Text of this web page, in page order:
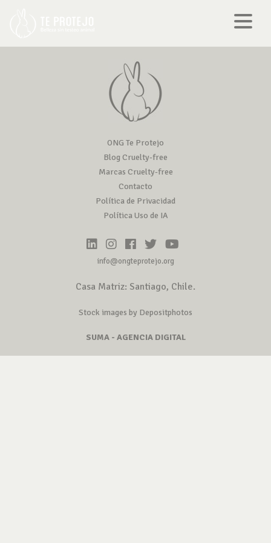
ONG Te Protejo
Blog Cruelty-free
Marcas Cruelty-free
Contacto
Política de Privacidad
Política Uso de IA
info@ongteprotejo.org
Casa Matriz: Santiago, Chile.
Stock images by Depositphotos
SUMA - AGENCIA DIGITAL